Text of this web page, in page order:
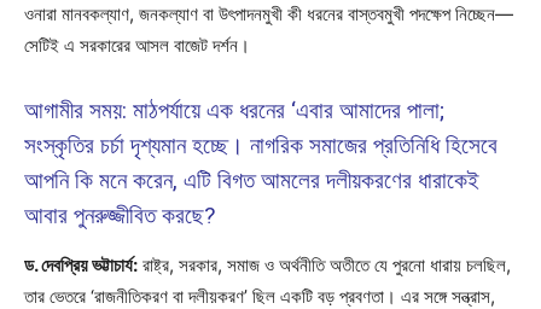
ওনারা মানবকল্যাণ, জনকল্যাণ বা উৎপাদনমুখী কী ধরনের বাস্তবমুখী পদক্ষেপ নিচ্ছেন—
সেটিই এ সরকারের আসল বাজেট দর্শন।
আগামীর সময়: মাঠপর্যায়ে এক ধরনের ‘এবার আমাদের পালা;
সংস্কৃতির চর্চা দৃশ্যমান হচ্ছে। নাগরিক সমাজের প্রতিনিধি হিসেবে
আপনি কি মনে করেন, এটি বিগত আমলের দলীয়করণের ধারাকেই
আবার পুনরুজ্জীবিত করছে?
ড. দেবপ্রিয় ভট্টাচার্য: রাষ্ট্র, সরকার, সমাজ ও অর্থনীতি অতীতে যে পুরনো ধারায় চলছিল,
তার ভেতরে ‘রাজনীতিকরণ বা দলীয়করণ’ ছিল একটি বড় প্রবণতা। এর সঙ্গে সন্ত্রাস,